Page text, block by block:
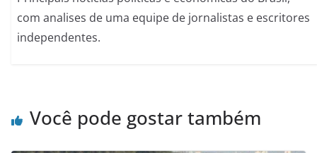
com analises de uma equipe de jornalistas e escritores
independentes.
Você pode gostar também